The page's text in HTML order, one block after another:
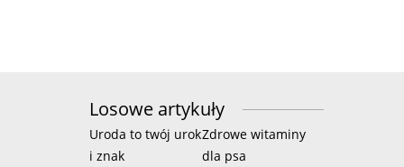
Losowe artykuły
Uroda to twój urok
i znak
Zdrowe witaminy
dla psa